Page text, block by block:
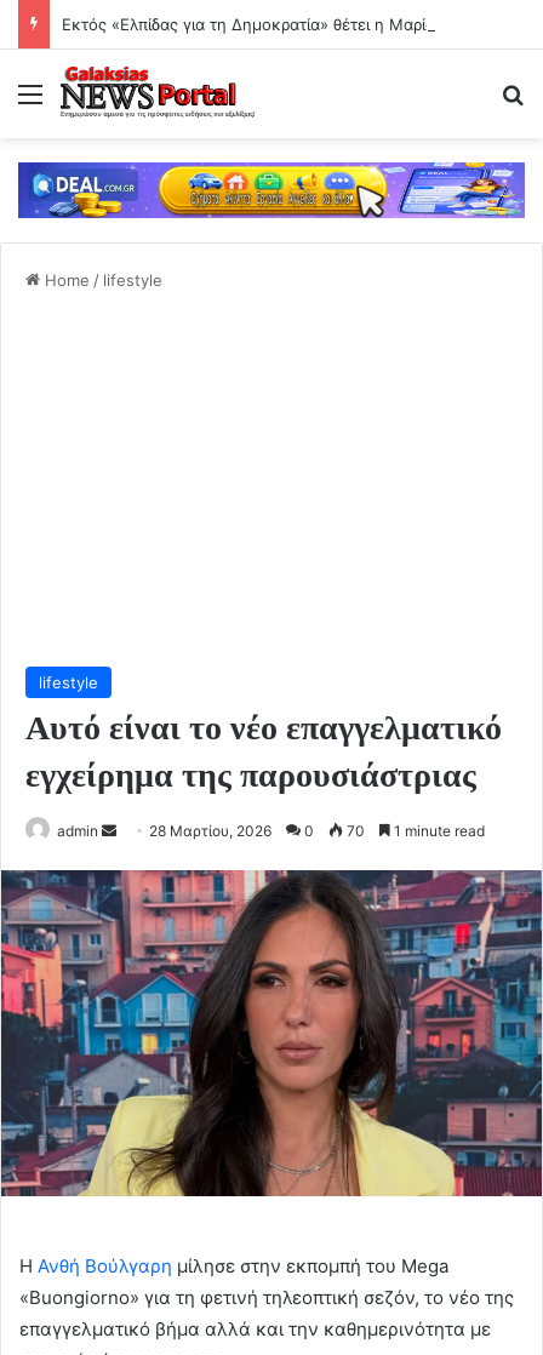
Menu
Home / lifestyle
lifestyle
Αυτό είναι το νέο επαγγελματικό
εγχείρημα της παρουσιάστριας
admin
Send
email
28 Μαρτίου, 2026 0 70 1 minute read
Η Ανθή Βούλγαρη μίλησε στην εκπομπή του Mega
«Buongiorno» για τη φετινή τηλεοπτική σεζόν, το νέο της
επαγγελματικό βήμα αλλά και την καθημερινότητα με